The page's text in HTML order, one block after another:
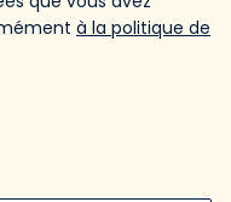
à la politique de